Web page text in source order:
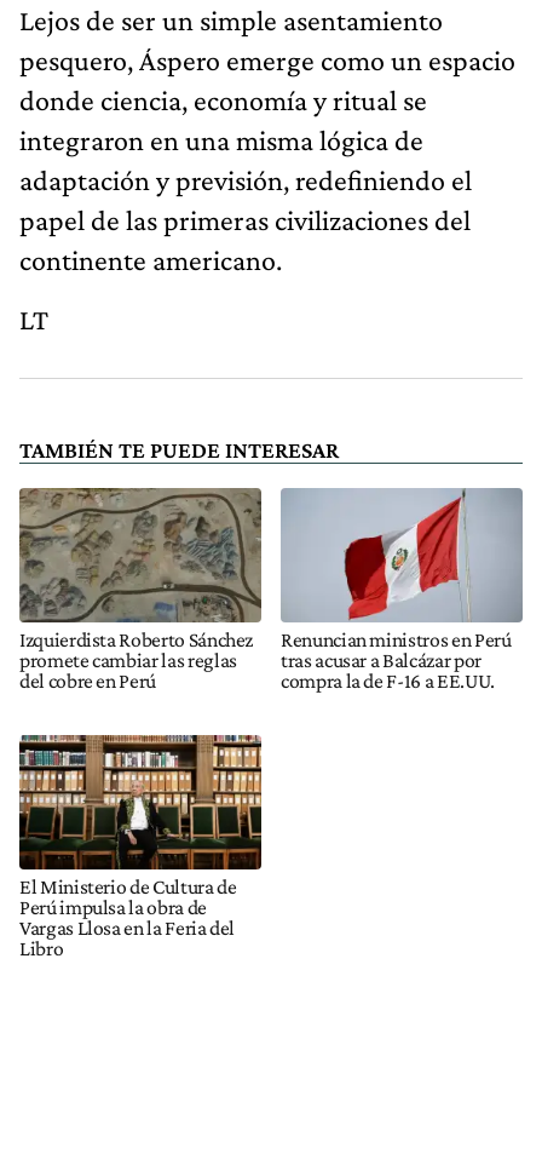
Lejos de ser un simple asentamiento
pesquero, Áspero emerge como un espacio
donde ciencia, economía y ritual se
integraron en una misma lógica de
adaptación y previsión, redefiniendo el
papel de las primeras civilizaciones del
continente americano.
LT
TAMBIÉN TE PUEDE INTERESAR
Izquierdista Roberto Sánchez
promete cambiar las reglas
del cobre en Perú
Renuncian ministros en Perú
tras acusar a Balcázar por
compra la de F-16 a EE.UU.
El Ministerio de Cultura de
Perú impulsa la obra de
Vargas Llosa en la Feria del
Libro